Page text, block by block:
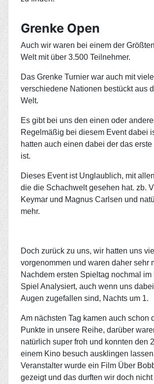
Grenke Open
Auch wir waren bei einem der
Welt mit über 3.500 Teilnehmer.
Das Grenke Turnier war auch mit
verschiedene Nationen bestückt aus
Welt.
Es gibt bei uns den einen oder
Regelmäßig bei diesem Event dabei
hatten auch einen dabei der das
ist.
Dieses Event ist Unglaublich, mit
die die Schachwelt gesehen hat. zb.
Keymar und Magnus Carlsen und
mehr.
Doch zurück zu uns, wir hatten uns viel
vorgenommen und waren daher sehr
Nachdem ersten Spieltag nochmal im
Spiel Analysiert, auch wenn uns
Augen zugefallen sind, Nachts um 1.
Am nächsten Tag kamen auch schon
Punkte in unsere Reihe, darüber
natürlich super froh und konnten den
einem Kino besuch ausklingen
Veranstalter wurde ein Film Über
gezeigt und das durften wir doch